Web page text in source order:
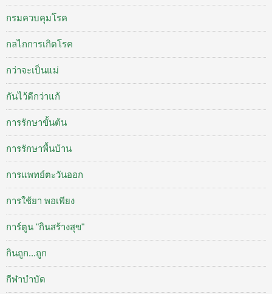
กรมควบคุมโรค
กลไกการเกิดโรค
กว่าจะเป็นแม่
กันไว้ดีกว่าแก้
การรักษาขั้นต้น
การรักษาพื้นบ้าน
การแพทย์ตะวันออก
การใช้ยา พอเพียง
การ์ตูน "กินสร้างสุข"
กินถูก...ถูก
กีฬาบำบัด